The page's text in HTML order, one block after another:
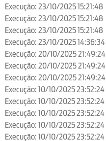
Execução: 23/10/2025 15:21:48
Execução: 23/10/2025 15:21:48
Execução: 23/10/2025 15:21:48
Execução: 23/10/2025 14:36:34
Execução: 20/10/2025 21:49:24
Execução: 20/10/2025 21:49:24
Execução: 20/10/2025 21:49:24
Execução: 10/10/2025 23:52:24
Execução: 10/10/2025 23:52:24
Execução: 10/10/2025 23:52:24
Execução: 10/10/2025 23:52:24
Execução: 10/10/2025 23:52:24